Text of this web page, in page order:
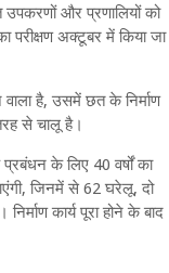
और प्रणालियों को
परीक्षण अक्‍टूबर में किया जा
वाला है, उसमें छत के निर्माण
से चालू है।
के लिए 40 वर्षों का
जिनमें से 62 घरेलू, दो
कार्य पूरा होने के बाद